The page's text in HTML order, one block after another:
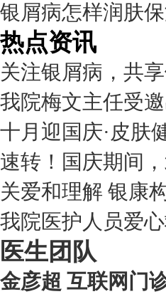
银屑病怎样润肤
热点资讯
关注银屑病，共
我院梅文主任受
十月迎国庆·皮肤
速转！国庆期间
关爱和理解 银康
我院医护人员爱
医生团队
金彦超 互联网门